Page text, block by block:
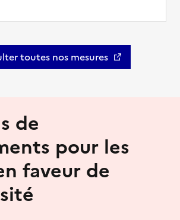
toutes nos mesures
de
pour les
faveur de